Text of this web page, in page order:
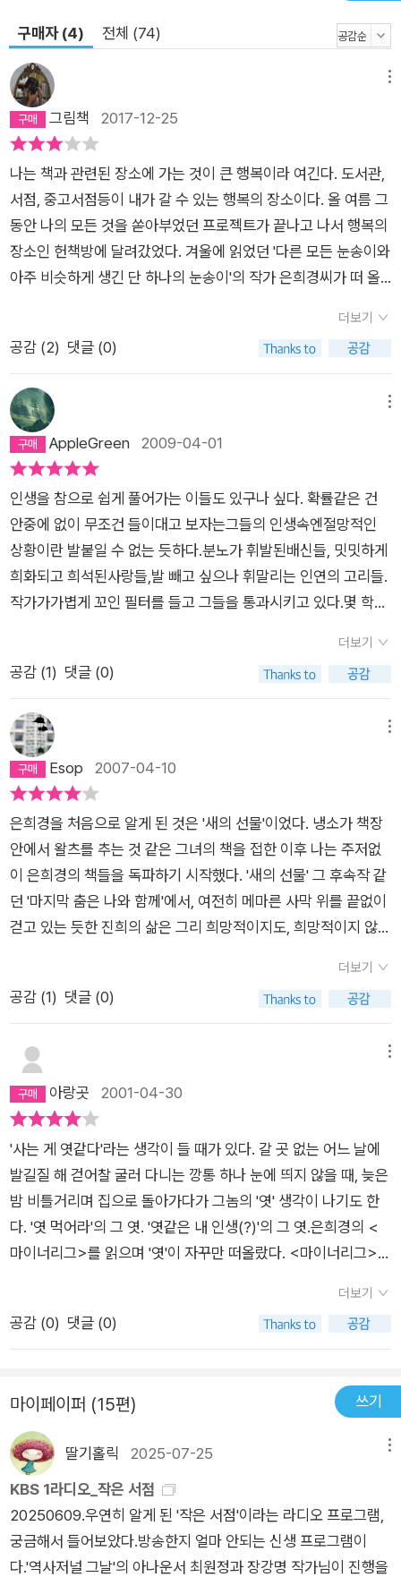
구매자 (4) 전체 (74)
그림책 2017-12-25
나는 책과 관련된 장소에 가는 것이 큰 행복이라 여긴다. 도서관,
서점, 중고서점등이 내가 갈 수 있는 행복의 장소이다. 올 여름 그
동안 나의 모든 것을 쏟아부었던 프로젝트가 끝나고 나서 행복의
장소인 헌책방에 달려갔었다. 겨울에 읽었던 '다른 모든 눈송이와
아주 비슷하게 생긴 단 하나의 눈송이'의 작가 은희경씨가 떠 올
는데 그게 바로 이번에 읽게된 '마이너리그'였다.헌 책방에서 사
온 책을 책꽂이에 꽂아 놓고 뿌듯해 하는 것과 책을 뽑아 읽는 것
책을 읽기 시작했다. 온통 파란색인 이 책은 흡사 '멍'들어 있는 듯
한 우울한 느낌이 확 다가오는 책이다. 마이너리그. 단어 자체가
절대 행복할 수 없다. 꿈은 있으나 꿈을 이루지못한 상태. 세상이
마이너 리그. 이야기의 시작은 한 지방도시의 남자 고등학교 교
실이다.차렷! 경레! 검은 교복을 입은 학생들. 티자를 든 교사. 체
벌을 가장한 폭력. 지금 현대 교실에서는 찾아보기 힘든 것들의
나열을 통해 아~ 요즘 얘기는 아니구나를 깨닫는다.물리 숙제를
해 오지 않았다는 이유로 체벌을 당하고 놀림을 당하는 과정에서
본인의 뜻과 아무 상관없이 엮이게 된 고등학생 4명. 이야기의 화
자인 나, 김형준. 가슴팍만 단단한 장두환, 늘 미래를 향해 나아가
렁칡처럼 얽힌 만수산 4인방의 이야기는 학교 시절 애피소드는
씁쓸하긴 해도 헛웃음을 웃을 수 있었다. 그러나 졸업 후 이야기
는 참 마음아팠다. 유신 시대를 살아가는 학생, 전두환 정권에서
가정을 책임져야하는 가장으로서의 삶. 주류가 아닌 비주류. 권력
과는 아무런 상관없이 그저 순응하고 적응하는 과정에서 슬픈 삶
을 꾸역 꾸역 살아가는 4명의 이야기가 정말 슬펐다. 90년대, 80
년대를 복기하는 드라마, 영화가 많은 요즘.너무 어린 나이에 보
낸 70년대를 간접경험할 수 있는, 그러나 슬픈. 견디기 어려운 소
설이었음이 분명하다.
더보기
공감 (2) 댓글 (0)
AppleGreen 2009-04-01
인생을 참으로 쉽게 풀어가는 이들도 있구나 싶다. 확률같은 건
안중에 없이 무조건 들이대고 보자는그들의 인생속엔절망적인
상황이란 발붙일 수 없는 듯하다.분노가 휘발된배신들, 밋밋하게
희화되고 희석된사랑들,발 빼고 싶으나 휘말리는 인연의 고리들.
작가가가볍게 꼬인 필터를 들고 그들을 통과시키고 있다.몇 학년
생주임에게 뺨을 맞고 개처럼 낑낑대며 끌려 나왔다고 교내 방송
으로 전교에 그 사실이 알려져 창피를 당하기 마련이었다. p28어
감탄했다. p59그들은 사회정화라는 이름을 내걸고 삼청교육대
로 붙잡아갈 인간 불량품을 색출하는 중이었다. p107해외 펜팔,
문예반,국상, 대통령 유고,문민 정부 등 70,80년대 그 시대의 마
만수산 4인방과 꼭 들어맞는 시대를 살아낸 것은 아니지만 등장
하는 소재들이 변두리 기억을 건들일만큼은 내 성장와 근접해 있
다.신문에 연재했던 중편을 장편으로 고치기까지 많은 시간이 걸
렸다는 작가의 말을 읽어서인지 중간 중간 추가된 부분이 혹 이곳
일까 라는 점검을 수시로 하게 되었다.3년 전 처음 읽었을 때는
분석하지 못했는데 다시 읽게 되니 비로소 눈에 들어 왔다. 243
페이지로 장편이라하기엔 좀 짧은 것 같고 '태평성대'부분은급하
술되어그 전까지의서술과 속도,문체 등이 많이 달랐다. 짧은 지면
에 많은 시간을 우겨넣은 듯한 아쉬움이 고였다. 전체적으로 희화
됐어도 냉소적인 목소리로 자분자분설명되었건만 마지막 부분엔
왠지 급했다.형준의 신중함과 완벽주의가 제대로 평가 받지 못하
고 오히려매사에 부정적이고 진취성이 부족하다는 주변의 평가
는내가 느끼는 관계의 서늘함과 흡사했다.내가 가장 조바심 났던
것은 누군가의 야반도주도 느닷없는 죽음도, 두 눈 버젓이 뜨고
내 밥그릇을 갈취 당하는 것도 아닌 그들에게 엮여 드는 형준의
인생이었다. 운명을 만들지 못하고 운명에 말려드는 지난한 우리
더보기
공감 (1) 댓글 (0)
Esop 2007-04-10
은희경을 처음으로 알게 된 것은 '새의 선물'이었다. 냉소가 책장
안에서 왈츠를 추는 것 같은 그녀의 책을 접한 이후 나는 주저없
이 은희경의 책들을 독파하기 시작했다. '새의 선물' 그 후속작 같
던 '마지막 춤은 나와 함께'에서, 여전히 메마른 사막 위를 끝없이
걷고 있는 듯한 진희의 삶은 그리 희망적이지도, 희망적이지 않지
이다. 다시 말하자면, 지극히 가볍고 우화적이며 코믹했다는 소리
다. 그러나 나는 웃지 않았다. 은희경의 우화적 세계 안에서 우스
그들의 패배자들의 도토리 키재기 같은 아웅다웅함을 비웃지는
않았다. 누가 그들을 가볍게 볼 수 있을 것인가. 자신의 삶이 타인
에게 비웃음 당하고 싶은 자만이 그들을 비웃어라. 자신의 프라이
없다. 이 이류 인생들의 아웅다웅함을 익살스럽게 그려낸 은희경
의 골계적 센스에 점수가 후해질 수 밖에 없다.같은 작가가 쓰는
글이라도 단편과 장편의 호불호는 확실히 갈라진다. 그리고 나에
게 있어서 은희경은 장편이 어울리는 작가다. 짧은 단편으로는 그
녀 특유의 개성으로 평가받아 왔던 냉소를 모두 표현해낼 수 없
다. 그리하여 출간 된 그녀의 새 단편집을 두고 나는 무익한 고심
을 사서 하고있다. 번번이 그녀의 단편집으로 나는 쓴 고배를 마
있고, 그녀가 줄리엣 하나로 명실공히 스타덤에 올랐으나 줄리엣
으로부터 자유로울 수 없었던 올리비아 핫세의 전철을 밟지 않고,
자신의 색을 변모해 나가는 과정을 지켜보고 싶기 때문에.
더보기
공감 (1) 댓글 (0)
아랑곳 2001-04-30
'사는 게 엿같다'라는 생각이 들 때가 있다. 갈 곳 없는 어느 날에
발길질 해 걷어찰 굴러 다니는 깡통 하나 눈에 띄지 않을 때, 늦은
밤 비틀거리며 집으로 돌아가다가 그놈의 '엿' 생각이 나기도 한
다. '엿 먹어라'의 그 엿. '엿같은 내 인생(?)'의 그 엿.은희경의 <
마이너리그>를 읽으며 '엿'이 자꾸만 떠올랐다. <마이너리그>는
평범한(그러나 결코 평범하지 않은) 사람들의 이야기이다.1. 만수
산 드렁칡 - '마이너'들의 공감대에 대하여'... 드렁칡이 된 사연부
터가 그렇듯이 우리의 인생은 죽죽 뻗어가기보다는 그럭저럭 꼬
여들었다.'(p. 17)네 명의 주인공이 서로 얽혀들게 된 계기는 그들
만이 함께 숙제를 해오지 않아 공동으로 벌을 서게 되면서부터이
다. 또는 나만 숙제를 안 한 것이 아니라는 안도감에서 시작된 것
일 수도 있다. 나와 비슷하거나 또는 나보다 못한 처지의 다른 사
람이 있다는 사실의 확인은 그들 간의 연대감을 창출하는 것이 사
실이다.그렇지만 '만수산 드렁칡'처럼 얽히게 된 그들은 의리로
똘똘 뭉친 사나이들이 아니다. '그러나 내 인생만은 좀 다른 것이
리라 생각했던(p.17)' 그들의 마음가짐은 읽는이로 하여금 가슴
더보기
공감 (0) 댓글 (0)
마이페이퍼 (15편) 쓰기
딸기홀릭 2025-07-25
KBS 1라디오_작은 서점
20250609.우연히 알게 된 '작은 서점'이라는 라디오 프로그램,
궁금해서 들어보았다.방송한지 얼마 안되는 신생 프로그램이
다.'역사저널 그날'의 아나운서 최원정과 장강명 작가님이 진행을